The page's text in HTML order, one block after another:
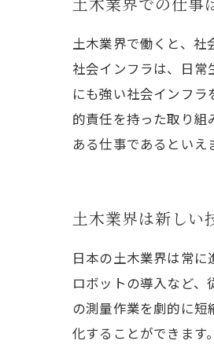
土木業界で働くと、社
社会インフラは、日
にも強い社会インフ
的責任を持った取り
ある仕事であるといえ
土木業界は新しい
日本の土木業界は常に
ロボットの導入など
の測量作業を劇的に
化することができます